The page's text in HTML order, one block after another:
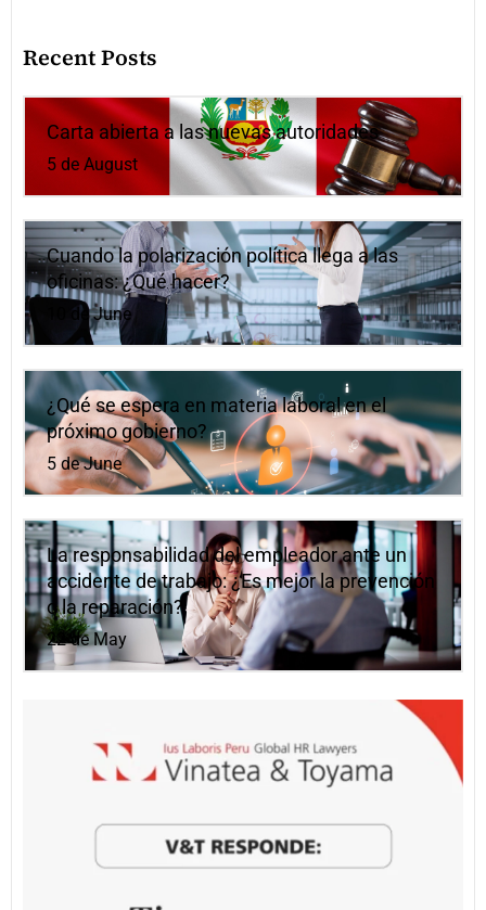
Recent Posts
Carta abierta a las nuevas autoridades
5 de August
Cuando la polarización política llega a las
oficinas: ¿Qué hacer?
10 de June
¿Qué se espera en materia laboral en el
próximo gobierno?
5 de June
La responsabilidad del empleador ante un
accidente de trabajo: ¿Es mejor la prevención
o la reparación?
22 de May